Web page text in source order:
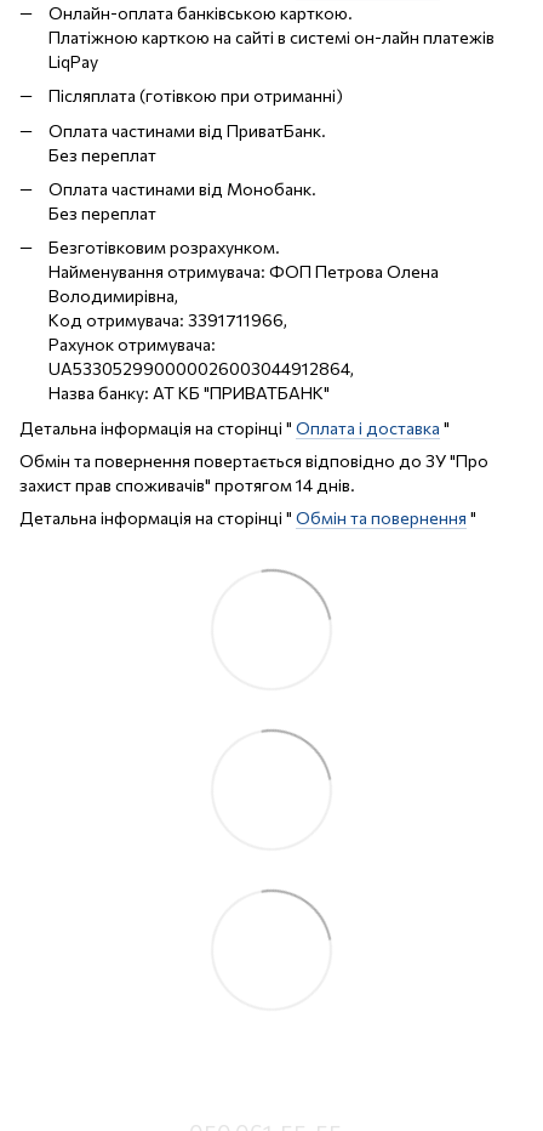
Онлайн-оплата банківською карткою.
Платіжною карткою на сайті в системі он-лайн платежів
LiqPay
Післяплата (готівкою при отриманні)
Оплата частинами від ПриватБанк.
Без переплат
Оплата частинами від Монобанк.
Без переплат
Безготівковим розрахунком.
Найменування отримувача: ФОП Петрова Олена
Володимирівна,
Код отримувача: 3391711966,
Рахунок отримувача:
UA533052990000026003044912864,
Назва банку: АТ КБ "ПРИВАТБАНК"
Детальна інформація на сторінці " Оплата і доставка "
Обмін та повернення повертається відповідно до ЗУ "Про
захист прав споживачів" протягом 14 днів.
Детальна інформація на сторінці " Обмін та повернення "